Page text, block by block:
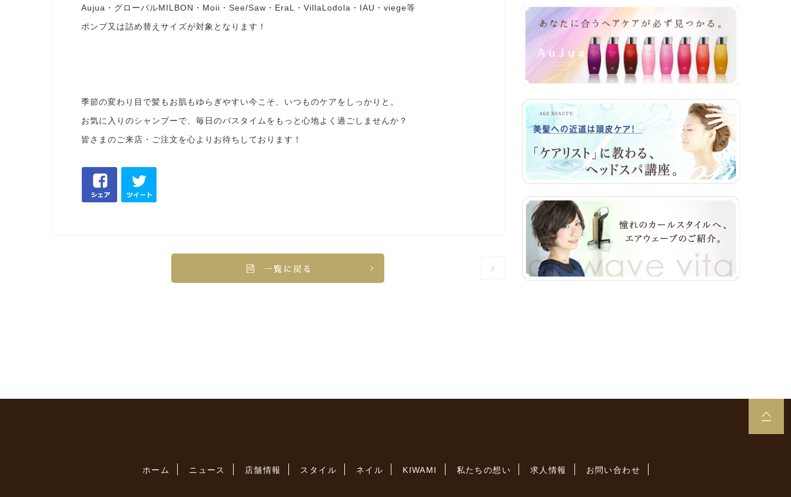
Aujua・グローバルMILBON・Moii・See/Saw・EraL・VillaLodola・IAU・viege等
ポンプ又は詰め替えサイズが対象となります！
季節の変わり目で髪もお肌もゆらぎやすい今こそ、いつものケアをしっかりと。
お気に入りのシャンプーで、毎日のバスタイムをもっと心地よく過ごしませんか？
皆さまのご来店・ご注文を心よりお待ちしております！
ホーム ニュース 店舗情報 スタイル ネイル KIWAMI 私たちの想い 求人情報 お問い合わせ